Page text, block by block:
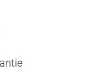
Bewertung von